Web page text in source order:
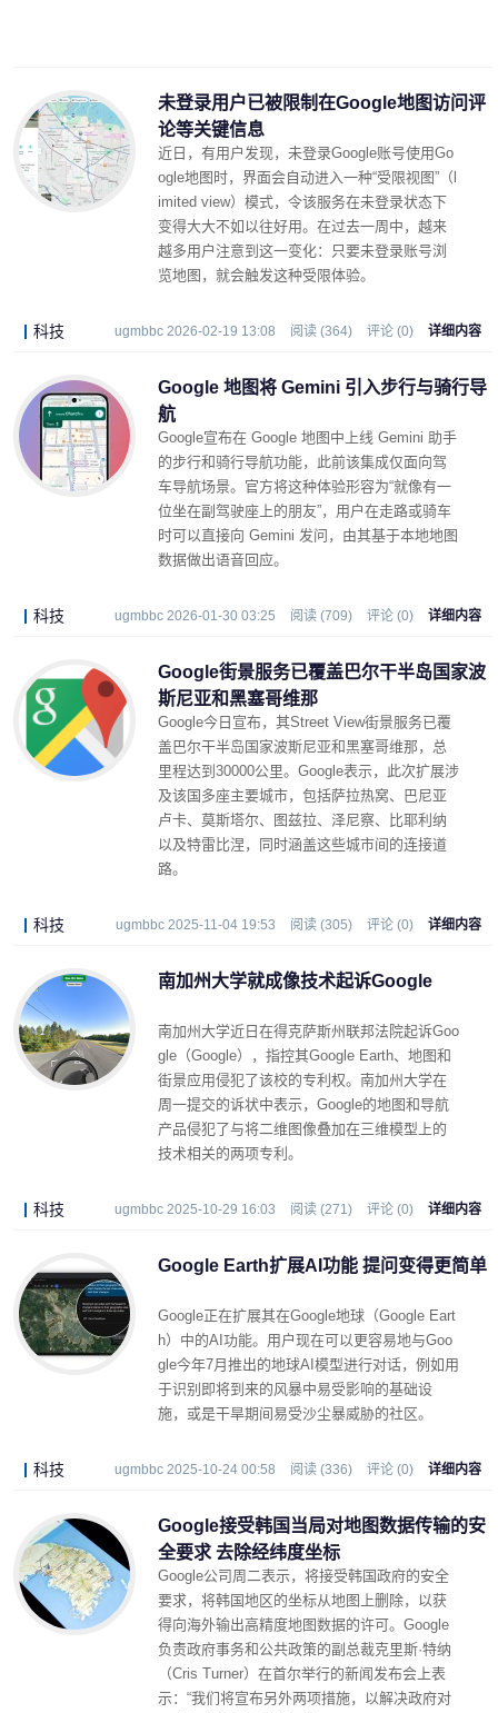
未登录用户已被限制在Google地图访问评
论等关键信息
近日，有用户发现，未登录Google账号使用Go
ogle地图时，界面会自动进入一种“受限视图”（l
imited view）模式，令该服务在未登录状态下
变得大大不如以往好用。在过去一周中，越来
越多用户注意到这一变化：只要未登录账号浏
览地图，就会触发这种受限体验。
科技 ugmbbc 2026-02-19 13:08 阅读 (364) 评论 (0) 详细内容
Google 地图将 Gemini 引入步行与骑行导
航
Google宣布在 Google 地图中上线 Gemini 助手
的步行和骑行导航功能，此前该集成仅面向驾
车导航场景。官方将这种体验形容为“就像有一
位坐在副驾驶座上的朋友”，用户在走路或骑车
时可以直接向 Gemini 发问，由其基于本地地图
数据做出语音回应。
科技 ugmbbc 2026-01-30 03:25 阅读 (709) 评论 (0) 详细内容
Google街景服务已覆盖巴尔干半岛国家波
斯尼亚和黑塞哥维那
Google今日宣布，其Street View街景服务已覆
盖巴尔干半岛国家波斯尼亚和黑塞哥维那，总
里程达到30000公里。Google表示，此次扩展涉
及该国多座主要城市，包括萨拉热窝、巴尼亚
卢卡、莫斯塔尔、图兹拉、泽尼察、比耶利纳
以及特雷比涅，同时涵盖这些城市间的连接道
路。
科技 ugmbbc 2025-11-04 19:53 阅读 (305) 评论 (0) 详细内容
南加州大学就成像技术起诉Google
南加州大学近日在得克萨斯州联邦法院起诉Goo
gle（Google），指控其Google Earth、地图和
街景应用侵犯了该校的专利权。南加州大学在
周一提交的诉状中表示，Google的地图和导航
产品侵犯了与将二维图像叠加在三维模型上的
技术相关的两项专利。
科技 ugmbbc 2025-10-29 16:03 阅读 (271) 评论 (0) 详细内容
Google Earth扩展AI功能 提问变得更简单
Google正在扩展其在Google地球（Google Eart
h）中的AI功能。用户现在可以更容易地与Goo
gle今年7月推出的地球AI模型进行对话，例如用
于识别即将到来的风暴中易受影响的基础设
施，或是干旱期间易受沙尘暴威胁的社区。
科技 ugmbbc 2025-10-24 00:58 阅读 (336) 评论 (0) 详细内容
Google接受韩国当局对地图数据传输的安
全要求 去除经纬度坐标
Google公司周二表示，将接受韩国政府的安全
要求，将韩国地区的坐标从地图上删除，以获
得向海外输出高精度地图数据的许可。Google
负责政府事务和公共政策的副总裁克里斯·特纳
（Cris Turner）在首尔举行的新闻发布会上表
示：“我们将宣布另外两项措施，以解决政府对